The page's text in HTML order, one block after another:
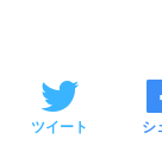
ツイート シ